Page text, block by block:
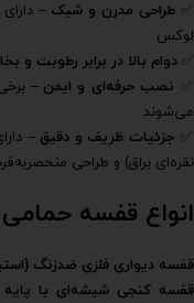
✅طراحی مدرن و شیک –
لوکس
✅ دوام بالا در برابر رطوبت و
✅ نصب حرفه‌ای و ایمن –
می‌شوند
✅ جزئیات ظریف و دقیق –
نقره‌ای براق) و طراحی
انواع قفسه
قفسه دیواری فلزی ضدزنگ (استیل
قفسه کنجی شیشه‌ای با پایه